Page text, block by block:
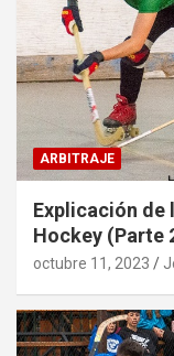
ARBITRAJE
Explicación de
Hockey (Parte
octubre 11, 2023